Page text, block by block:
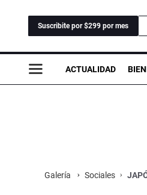
Suscribite por $299 por mes
ACTUALIDAD
Galería Sociales